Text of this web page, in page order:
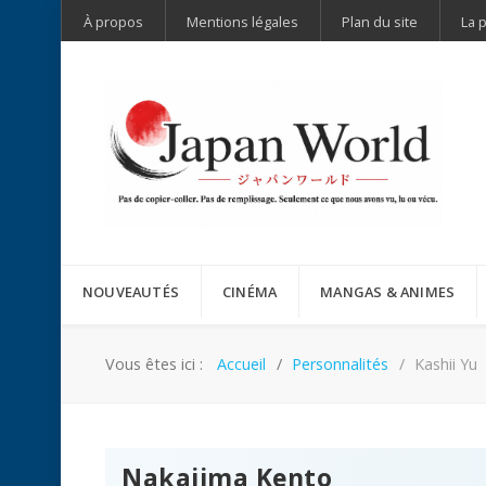
À propos Mentions légales Plan du site La
NOUVEAUTÉS CINÉMA MANGAS & ANIMES
Vous êtes ici : Accueil Personnalités Kashii Yu
Nakajima Kento